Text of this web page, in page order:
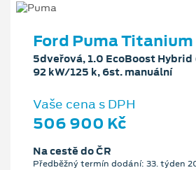
Ford Puma Titanium
5dveřová, 1.0 EcoBoost Hybrid
92 kW/125 k, 6st. manuální
Vaše cena s DPH
506 900 Kč
Na cestě do ČR
Předběžný termín dodání: 33. týden